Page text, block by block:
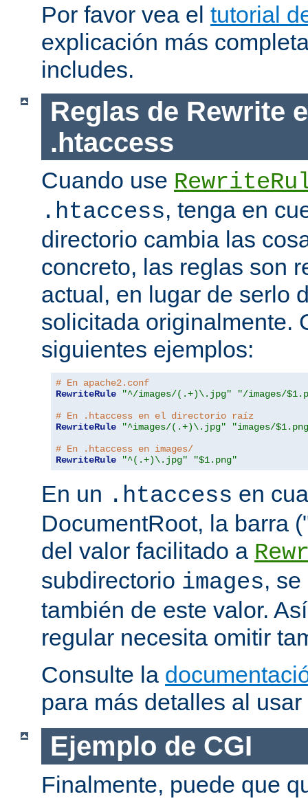
Por favor vea el tutorial
explicación más
includes.
Reglas de Rewrite
.htaccess
Cuando use
.htaccess, tenga en
directorio cambia las
concreto, las reglas son
actual, en lugar de serlo
solicitada originalmente.
siguientes ejemplos:
# En apache2.conf
RewriteRule
"^/images/(.+)\.jpg"
"/images/
# En .htaccess en el directorio raíz
RewriteRule
"^images/(.+)\.jpg"
"images/
# En .htaccess en images/
RewriteRule
"^(.+)\.jpg" "$1.png"
En un .htaccess en
DocumentRoot, la barra
del valor facilitado a
subdirectorio images,
también de este valor.
regular necesita omitir
Consulte la
para más detalles al usar
Ejemplo de CGI
Finalmente, puede que